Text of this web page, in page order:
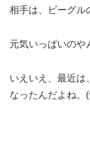
相手は、ビーグル
元気いっぱいのや
いえいえ、最近は
なったんだよね。